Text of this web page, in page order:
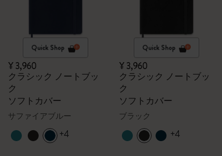
Quick Shop
¥ 3,960
クラシック ノートブッ
ク
ソフトカバー
サファイアブルー
+4
Quick Shop
¥ 3,960
クラシック ノートブッ
ク
ソフトカバー
ブラック
+4